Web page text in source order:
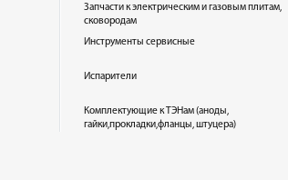
Запчасти к электрическим и газовым плитам,
сковородам
Инструменты сервисные
Испарители
Комплектующие к ТЭНам (аноды,
гайки,прокладки,фланцы, штуцера)